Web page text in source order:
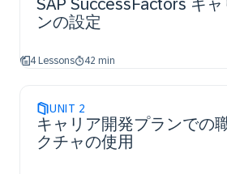
SAP SuccessFactors キ
ンの設定
4 Lessons 42 min
UNIT 2
キャリア開発プランでの
クチャの使用